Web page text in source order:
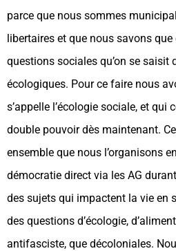
parce que nous sommes
libertaires et que nous savons que
questions sociales qu’on se saisit
écologiques. Pour ce faire nous
s’appelle l’écologie sociale, et qui
double pouvoir dès maintenant.
ensemble que nous l’organisons
démocratie direct via les AG
des sujets qui impactent la vie en
des questions d’écologie,
antifasciste, que décoloniales.